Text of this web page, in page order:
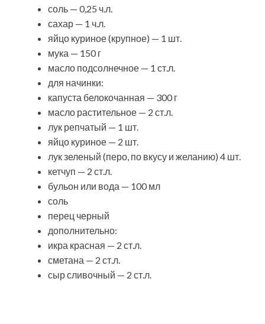
соль — 0,25 ч.л.
сахар — 1 ч.л.
яйцо куриное (крупное) — 1 шт.
мука — 150 г
масло подсолнечное — 1 ст.л.
для начинки:
капуста белокочанная — 300 г
масло растительное — 2 ст.л.
лук репчатый — 1 шт.
яйцо куриное — 2 шт.
лук зеленый (перо, по вкусу и желанию) 4 шт.
кетчуп — 2 ст.л.
бульон или вода — 100 мл
соль
перец черный
дополнительно:
икра красная — 2 ст.л.
сметана — 2 ст.л.
сыр сливочный — 2 ст.л.